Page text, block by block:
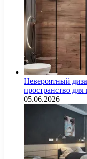
Невероятный
пространство
05.06.2026